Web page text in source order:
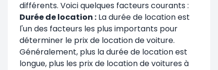
différents. Voici quelques facteurs courants :
Durée de location : La durée de location est
l'un des facteurs les plus importants pour
déterminer le prix de location de voiture.
Généralement, plus la durée de location est
longue, plus les prix de location de voitures à